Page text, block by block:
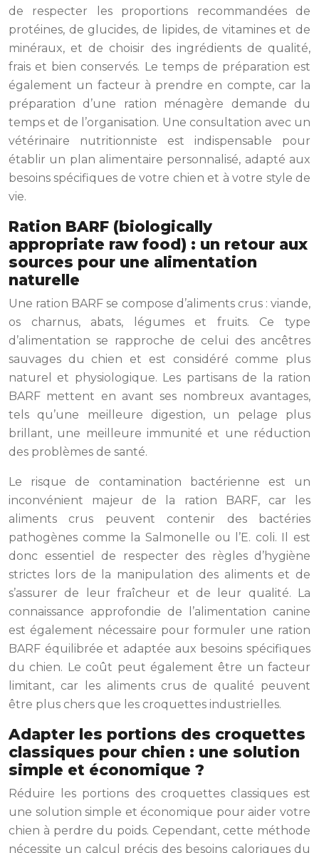
de respecter les proportions recommandées de
protéines, de glucides, de lipides, de vitamines et de
minéraux, et de choisir des ingrédients de qualité,
frais et bien conservés. Le temps de préparation est
également un facteur à prendre en compte, car la
préparation d’une ration ménagère demande du
temps et de l’organisation. Une consultation avec un
vétérinaire nutritionniste est indispensable pour
établir un plan alimentaire personnalisé, adapté aux
besoins spécifiques de votre chien et à votre style de
vie.
Ration BARF (biologically
appropriate raw food) : un retour aux
sources pour une alimentation
naturelle
Une ration BARF se compose d’aliments crus : viande,
os charnus, abats, légumes et fruits. Ce type
d’alimentation se rapproche de celui des ancêtres
sauvages du chien et est considéré comme plus
naturel et physiologique. Les partisans de la ration
BARF mettent en avant ses nombreux avantages,
tels qu’une meilleure digestion, un pelage plus
brillant, une meilleure immunité et une réduction
des problèmes de santé.
Le risque de contamination bactérienne est un
inconvénient majeur de la ration BARF, car les
aliments crus peuvent contenir des bactéries
pathogènes comme la Salmonelle ou l’E. coli. Il est
donc essentiel de respecter des règles d’hygiène
strictes lors de la manipulation des aliments et de
s’assurer de leur fraîcheur et de leur qualité. La
connaissance approfondie de l’alimentation canine
est également nécessaire pour formuler une ration
BARF équilibrée et adaptée aux besoins spécifiques
du chien. Le coût peut également être un facteur
limitant, car les aliments crus de qualité peuvent
être plus chers que les croquettes industrielles.
Adapter les portions des croquettes
classiques pour chien : une solution
simple et économique ?
Réduire les portions des croquettes classiques est
une solution simple et économique pour aider votre
chien à perdre du poids. Cependant, cette méthode
nécessite un calcul précis des besoins caloriques du